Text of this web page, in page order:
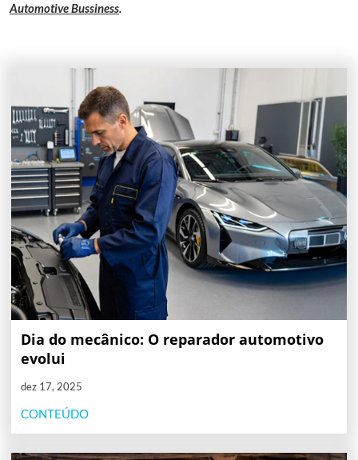
Automotive Bussiness.
Dia do mecânico: O reparador automotivo
evolui
dez 17, 2025
CONTEÚDO